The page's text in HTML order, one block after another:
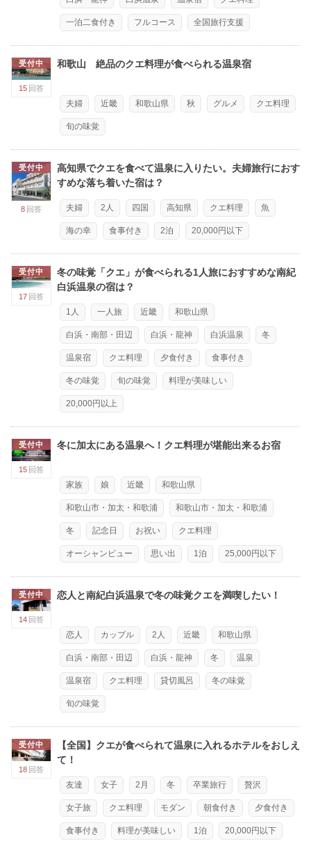
一泊二食付き フルコース 全国旅行支援
受付中
15 回答
和歌山 絶品のクエ料理が食べられる温泉宿
夫婦 近畿 和歌山県 秋 グルメ クエ料理
旬の味覚
受付中
8 回答
高知県でクエを食べて温泉に入りたい。夫婦旅行におす
すめな落ち着いた宿は？
夫婦 2人 四国 高知県 クエ料理 魚
海の幸 食事付き 2泊 20,000円以下
受付中
17 回答
冬の味覚「クエ」が食べられる1人旅におすすめな南紀
白浜温泉の宿は？
1人 一人旅 近畿 和歌山県
白浜・南部・田辺 白浜・龍神 白浜温泉 冬
温泉宿 クエ料理 夕食付き 食事付き
冬の味覚 旬の味覚 料理が美味しい
20,000円以上
受付中
15 回答
冬に加太にある温泉へ！クエ料理が堪能出来るお宿
家族 娘 近畿 和歌山県
和歌山市・加太・和歌浦 和歌山市・加太・和歌浦
冬 記念日 お祝い クエ料理
オーシャンビュー 思い出 1泊 25,000円以下
受付中
14 回答
恋人と南紀白浜温泉で冬の味覚クエを満喫したい！
恋人 カップル 2人 近畿 和歌山県
白浜・南部・田辺 白浜・龍神 冬 温泉
温泉宿 クエ料理 貸切風呂 冬の味覚
旬の味覚
受付中
18 回答
【全国】クエが食べられて温泉に入れるホテルをおしえ
て！
友達 女子 2月 冬 卒業旅行 贅沢
女子旅 クエ料理 モダン 朝食付き 夕食付き
食事付き 料理が美味しい 1泊 20,000円以下